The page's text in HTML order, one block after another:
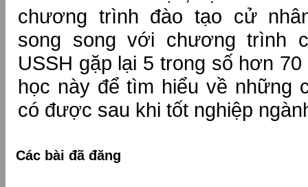
chương trình đào tạo cử
song song với chương trình
USSH gặp lại 5 trong số hơn
học này để tìm hiểu về những
có được sau khi tốt nghiệp
Các bài đã đăng